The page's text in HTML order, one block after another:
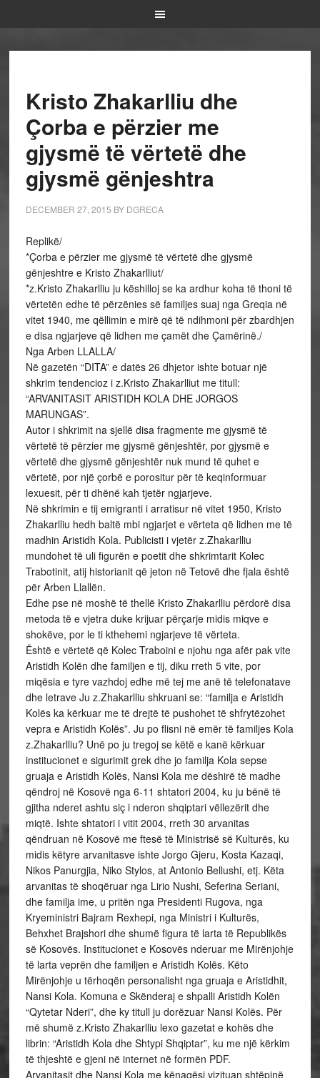
Kristo Zhakarlliu dhe
Çorba e përzier me
gjysmë të vërtetë dhe
gjysmë gënjeshtra
DECEMBER 27, 2015 BY DGRECA
Replikë/
*Çorba e përzier me gjysmë të vërtetë dhe gjysmë
gënjeshtre e Kristo Zhakarlliut/
*z.Kristo Zhakarlliu ju këshilloj se ka ardhur koha të thoni të
vërtetën edhe të përzënies së familjes suaj nga Greqia në
vitet 1940, me qëllimin e mirë që të ndihmoni për zbardhjen
e disa ngjarjeve që lidhen me çamët dhe Çamërinë./
Nga Arben LLALLA/
Në gazetën “DITA” e datës 26 dhjetor ishte botuar një
shkrim tendencioz i z.Kristo Zhakarlliut me titull:
“ARVANITASIT ARISTIDH KOLA DHE JORGOS
MARUNGAS”.
Autor i shkrimit na sjellë disa fragmente me gjysmë të
vërtetë të përzier me gjysmë gënjeshtër, por gjysmë e
vërtetë dhe gjysmë gënjeshtër nuk mund të quhet e
vërtetë, por një çorbë e porositur për të keqinformuar
lexuesit, për ti dhënë kah tjetër ngjarjeve.
Në shkrimin e tij emigranti i arratisur në vitet 1950, Kristo
Zhakarlliu hedh baltë mbi ngjarjet e vërteta që lidhen me të
madhin Aristidh Kola. Publicisti i vjetër z.Zhakarlliu
mundohet të uli figurën e poetit dhe shkrimtarit Kolec
Trabotinit, atij historianit që jeton në Tetovë dhe fjala është
për Arben Llallën.
Edhe pse në moshë të thellë Kristo Zhakarlliu përdorë disa
metoda të e vjetra duke krijuar përçarje midis miqve e
shokëve, por le ti kthehemi ngjarjeve të vërteta.
Është e vërtetë që Kolec Traboini e njohu nga afër pak vite
Aristidh Kolën dhe familjen e tij, diku rreth 5 vite, por
miqësia e tyre vazhdoj edhe më tej me anë të telefonatave
dhe letrave Ju z.Zhakarlliu shkruani se: “familja e Aristidh
Kolës ka kërkuar me të drejtë të pushohet të shfrytëzohet
vepra e Aristidh Kolës”. Ju po flisni në emër të familjes Kola
z.Zhakarlliu? Unë po ju tregoj se këtë e kanë kërkuar
institucionet e sigurimit grek dhe jo familja Kola sepse
gruaja e Aristidh Kolës, Nansi Kola me dëshirë të madhe
qëndroj në Kosovë nga 6-11 shtatori 2004, ku ju bënë të
gjitha nderet ashtu siç i nderon shqiptari vëllezërit dhe
miqtë. Ishte shtatori i vitit 2004, rreth 30 arvanitas
qëndruan në Kosovë me ftesë të Ministrisë së Kulturës, ku
midis këtyre arvanitasve ishte Jorgo Gjeru, Kosta Kazaqi,
Nikos Panurgjia, Niko Stylos, at Antonio Bellushi, etj. Këta
arvanitas të shoqëruar nga Lirio Nushi, Seferina Seriani,
dhe familja ime, u pritën nga Presidenti Rugova, nga
Kryeministri Bajram Rexhepi, nga Ministri i Kulturës,
Behxhet Brajshori dhe shumë figura të larta të Republikës
së Kosovës. Institucionet e Kosovës nderuar me Mirënjohje
të larta veprën dhe familjen e Aristidh Kolës. Këto
Mirënjohje u tërhoqën personalisht nga gruaja e Aristidhit,
Nansi Kola. Komuna e Skënderaj e shpalli Aristidh Kolën
“Qytetar Nderi”, dhe ky titull ju dorëzuar Nansi Kolës. Për
më shumë z.Kristo Zhakarlliu lexo gazetat e kohës dhe
librin: “Aristidh Kola dhe Shtypi Shqiptar”, ku me një kërkim
të thjeshtë e gjeni në internet në formën PDF.
Arvanitasit dhe Nansi Kola me kënaqësi vizituan shtëpinë